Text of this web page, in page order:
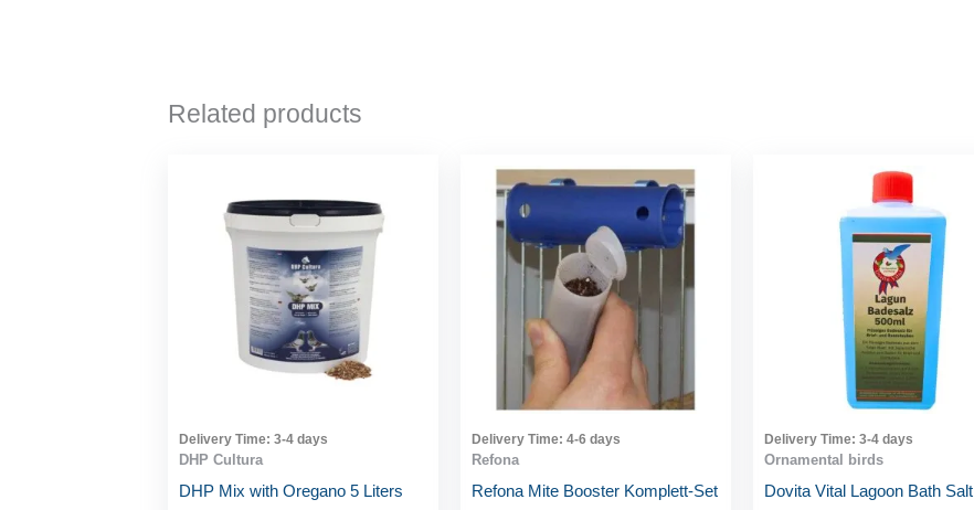
Related products
Delivery Time: 3-4 days
DHP Cultura
DHP Mix with Oregano 5 Liters
Delivery Time: 4-6 days
Refona
Refona Mite Booster Komplett-Set
Delivery Time: 3-4 days
Ornamental birds
Dovita Vital Lagoon Bath Salt